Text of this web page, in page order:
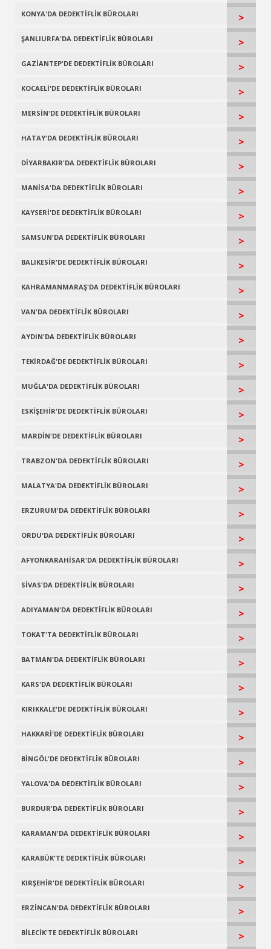
KONYA'DA DEDEKTİFLİK BÜROLARI >
ŞANLIURFA'DA DEDEKTİFLİK BÜROLARI >
GAZİANTEP'DE DEDEKTİFLİK BÜROLARI >
KOCAELİ'DE DEDEKTİFLİK BÜROLARI >
MERSİN'DE DEDEKTİFLİK BÜROLARI >
HATAY'DA DEDEKTİFLİK BÜROLARI >
DİYARBAKIR'DA DEDEKTİFLİK BÜROLARI >
MANİSA'DA DEDEKTİFLİK BÜROLARI >
KAYSERİ'DE DEDEKTİFLİK BÜROLARI >
SAMSUN'DA DEDEKTİFLİK BÜROLARI >
BALIKESİR'DE DEDEKTİFLİK BÜROLARI >
KAHRAMANMARAŞ'DA DEDEKTİFLİK BÜROLARI >
VAN'DA DEDEKTİFLİK BÜROLARI >
AYDIN'DA DEDEKTİFLİK BÜROLARI >
TEKİRDAĞ'DE DEDEKTİFLİK BÜROLARI >
MUĞLA'DA DEDEKTİFLİK BÜROLARI >
ESKİŞEHİR'DE DEDEKTİFLİK BÜROLARI >
MARDİN'DE DEDEKTİFLİK BÜROLARI >
TRABZON'DA DEDEKTİFLİK BÜROLARI >
MALATYA'DA DEDEKTİFLİK BÜROLARI >
ERZURUM'DA DEDEKTİFLİK BÜROLARI >
ORDU'DA DEDEKTİFLİK BÜROLARI >
AFYONKARAHİSAR'DA DEDEKTİFLİK BÜROLARI >
SİVAS'DA DEDEKTİFLİK BÜROLARI >
ADIYAMAN'DA DEDEKTİFLİK BÜROLARI >
TOKAT'TA DEDEKTİFLİK BÜROLARI >
BATMAN'DA DEDEKTİFLİK BÜROLARI >
KARS'DA DEDEKTİFLİK BÜROLARI >
KIRIKKALE'DE DEDEKTİFLİK BÜROLARI >
HAKKARİ'DE DEDEKTİFLİK BÜROLARI >
BİNGÖL'DE DEDEKTİFLİK BÜROLARI >
YALOVA'DA DEDEKTİFLİK BÜROLARI >
BURDUR'DA DEDEKTİFLİK BÜROLARI >
KARAMAN'DA DEDEKTİFLİK BÜROLARI >
KARABÜK'TE DEDEKTİFLİK BÜROLARI >
KIRŞEHİR'DE DEDEKTİFLİK BÜROLARI >
ERZİNCAN'DA DEDEKTİFLİK BÜROLARI >
BİLECİK'TE DEDEKTİFLİK BÜROLARI >